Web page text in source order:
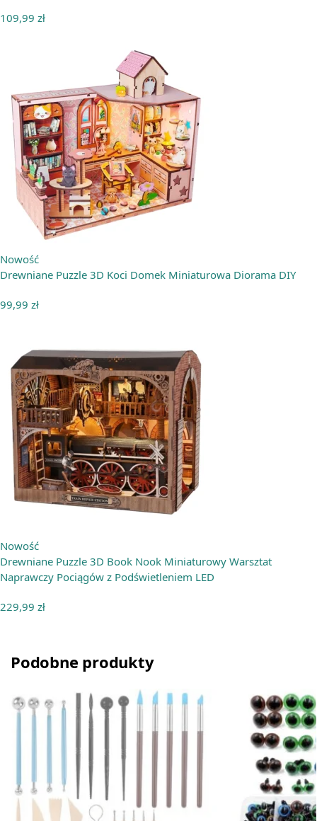
109,99 zł
Nowość
Drewniane Puzzle 3D Koci Domek Miniaturowa Diorama DIY
99,99 zł
Nowość
Drewniane Puzzle 3D Book Nook Miniaturowy Warsztat
Naprawczy Pociągów z Podświetleniem LED
229,99 zł
Podobne produkty